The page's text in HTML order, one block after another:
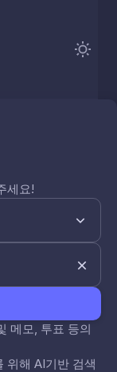
세요!
메모, 투표 등의
위해 AI기반 검색